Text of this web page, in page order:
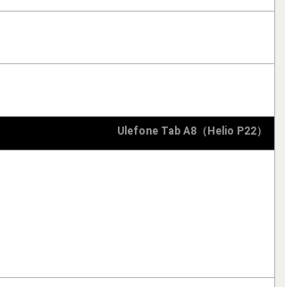
Ulefone Tab A8（Helio P22）